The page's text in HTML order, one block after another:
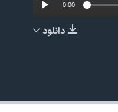
EMBED
0:00
دانلود